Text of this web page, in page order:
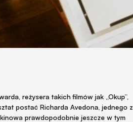
reżysera takich filmów jak „Okup”,
postać Richarda Avedona, jednego z
prawdopodobnie jeszcze w tym